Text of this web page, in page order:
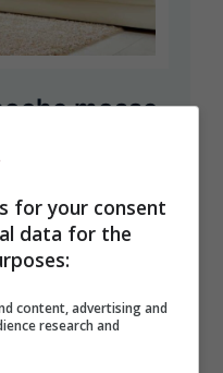
mosse
a prova di
da
Fumaneri
sicuro e
il bambino
for your consent
data for the
content, advertising and
research and